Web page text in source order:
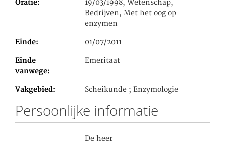
Oratie
19/03/1998, Wetenschap,
Bedrijven, Met het oog op
enzymen
Einde 01/07/2011
Einde
vanwege
Emeritaat
Vakgebied Scheikunde ; Enzymologie
Persoonlijke informatie
De heer